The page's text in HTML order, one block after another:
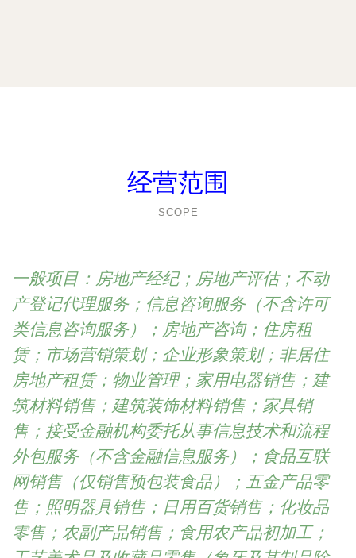
经营范围
SCOPE
一般项目：房地产经纪；房地产评估；不动
产登记代理服务；信息咨询服务（不含许可
类信息咨询服务）；房地产咨询；住房租
赁；市场营销策划；企业形象策划；非居住
房地产租赁；物业管理；家用电器销售；建
筑材料销售；建筑装饰材料销售；家具销
售；接受金融机构委托从事信息技术和流程
外包服务（不含金融信息服务）；食品互联
网销售（仅销售预包装食品）；五金产品零
售；照明器具销售；日用百货销售；化妆品
零售；农副产品销售；食用农产品初加工；